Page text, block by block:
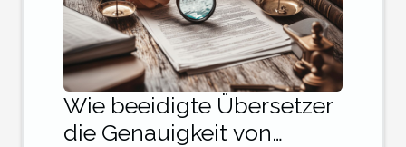
Wie beeidigte Übersetzer
die Genauigkeit von